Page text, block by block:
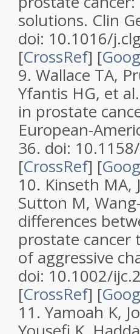
solutions. Clin
doi: 10.1016/
[CrossRef] [
9. Wallace TA,
Yfantis HG, et
in prostate
European-
36. doi:
[CrossRef] [
10. Kinseth MA,
Sutton M,
differences
prostate cancer
of aggressive
doi: 10.1002/
[CrossRef] [
11. Yamoah K,